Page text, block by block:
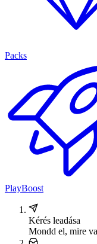
Packs
PlayBoost
Kérés leadása
Mondd el, mire